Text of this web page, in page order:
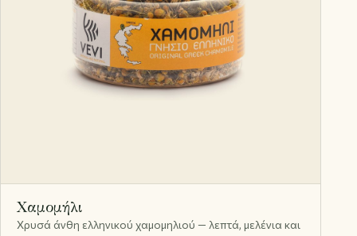
Χαμομήλι
Χρυσά άνθη ελληνικού χαμομηλιού — λεπτά, μελένια και